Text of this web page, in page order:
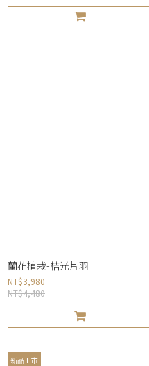
蘭花植栽-桔光片羽
NT$3,980
NT$4,480
新品上市